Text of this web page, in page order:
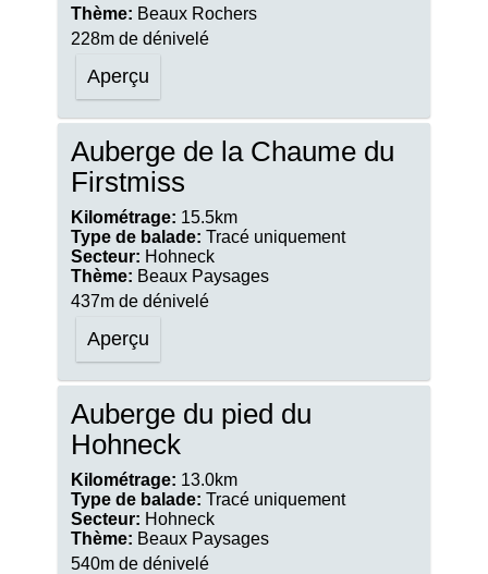
Thème: Beaux Rochers
228m de dénivelé
Aperçu
Auberge de la Chaume du
Firstmiss
Kilométrage: 15.5km
Type de balade: Tracé uniquement
Secteur: Hohneck
Thème: Beaux Paysages
437m de dénivelé
Aperçu
Auberge du pied du
Hohneck
Kilométrage: 13.0km
Type de balade: Tracé uniquement
Secteur: Hohneck
Thème: Beaux Paysages
540m de dénivelé